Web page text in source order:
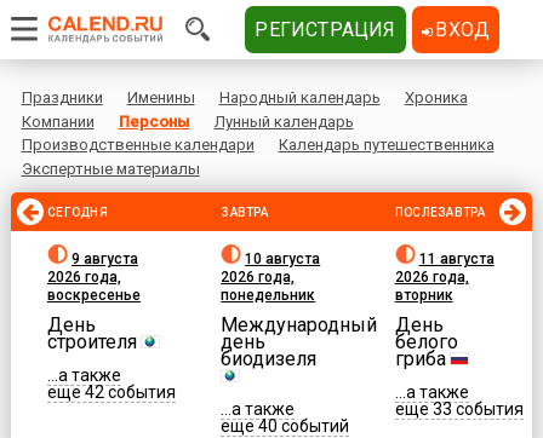
Праздники Именины Народный календарь
Хроника
Компании
Персоны
Лунный календарь
Производственные календари
Календарь путешественника
Экспертные материалы
СЕГОДНЯ
9 августа
2026 года,
воскресенье
День
строителя
...а также
еще 42 события
ЗАВТРА
10 августа
2026 года,
понедельник
Международный
день
биодизеля
...а также
еще 40 событий
ПОСЛЕЗАВТРА
11 августа
2026 года,
вторник
День
белого
гриба
...а также
еще 33 события
РЕГИСТРАЦИЯ ВХОД